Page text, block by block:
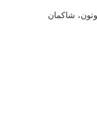
شاكمان